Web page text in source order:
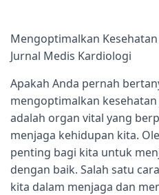
Mengoptimalkan
Jurnal Medis Kardiologi
Apakah Anda pernah
mengoptimalkan
adalah organ vital yang
menjaga kehidupan kita.
penting bagi kita untuk
dengan baik. Salah satu
kita dalam menjaga dan